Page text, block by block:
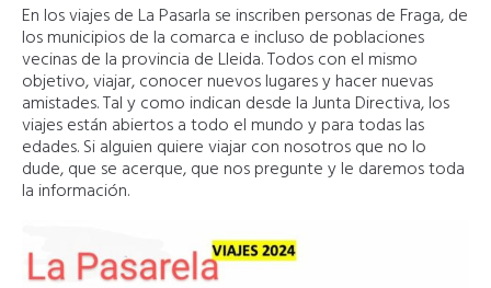
En los viajes de La Pasarla se inscriben personas de Fraga, de
los municipios de la comarca e incluso de poblaciones
vecinas de la provincia de Lleida. Todos con el mismo
objetivo, viajar, conocer nuevos lugares y hacer nuevas
amistades. Tal y como indican desde la Junta Directiva, los
viajes están abiertos a todo el mundo y para todas las
edades. Si alguien quiere viajar con nosotros que no lo
dude, que se acerque, que nos pregunte y le daremos toda
la información.